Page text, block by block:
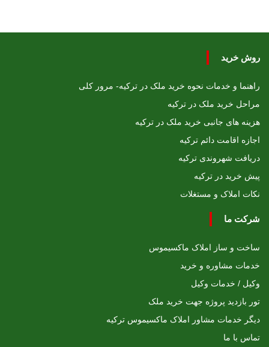
روش خرید
راهنما و خدمات نحوه خرید ملک در ترکیه- مرور کلی
مراحل خرید ملک در ترکیه
هزینه های جانبی خرید ملک در ترکیه
اجازه اقامت دائم ترکیه
دریافت شهروندی ترکیه
پیش خرید در ترکیه
نکات املاک و مستغلات
شرکت ما
ساخت و ساز املاک ماکسیموس
خدمات مشاوره و خرید
وکیل / خدمات وکیل
تور بازدید پروژه جهت خرید ملک
دیگر خدمات مشاور املاک ماکسیموس ترکیه
تماس با ما